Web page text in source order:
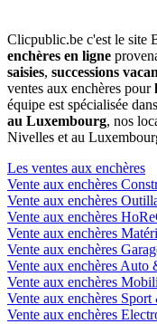
Clicpublic.be c'est le site
enchères en ligne
saisies, successions
ventes aux enchères pour
équipe est spécialisée dans
au Luxembourg, nos
Nivelles et au
Les ventes aux enchères
Vente aux enchères
Vente aux enchères
Vente aux enchères
Vente aux enchères
Vente aux enchères
Vente aux enchères Auto
Vente aux enchères
Vente aux enchères
Vente aux enchères